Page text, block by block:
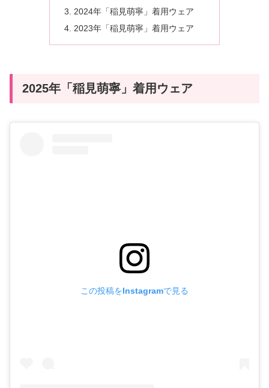
2024年「稲見萌寧」着用ウェア
2023年「稲見萌寧」着用ウェア
2025年「稲見萌寧」着用ウェア
この投稿をInstagramで見る